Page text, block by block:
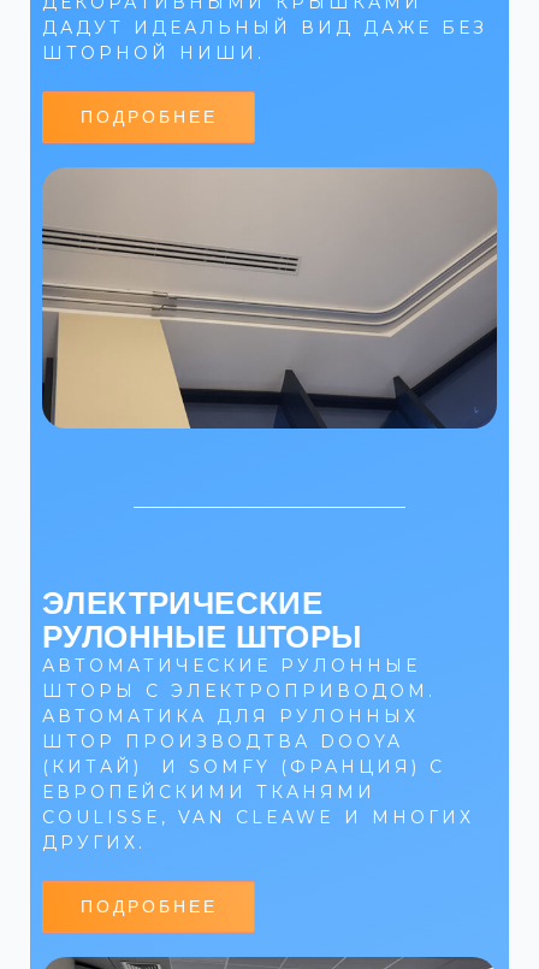
ДАДУТ ИДЕАЛЬНЫЙ ВИД ДАЖЕ БЕЗ
ШТОРНОЙ НИШИ.
ПОДРОБНЕЕ
ЭЛЕКТРИЧЕСКИЕ
РУЛОННЫЕ ШТОРЫ
АВТОМАТИЧЕСКИЕ РУЛОННЫЕ
ШТОРЫ С ЭЛЕКТРОПРИВОДОМ.
АВТОМАТИКА ДЛЯ РУЛОННЫХ
ШТОР ПРОИЗВОДТВА DOOYA
(КИТАЙ) И SOMFY (ФРАНЦИЯ) С
ЕВРОПЕЙСКИМИ ТКАНЯМИ
COULISSE, VAN CLEAWE И МНОГИХ
ДРУГИХ.
ПОДРОБНЕЕ